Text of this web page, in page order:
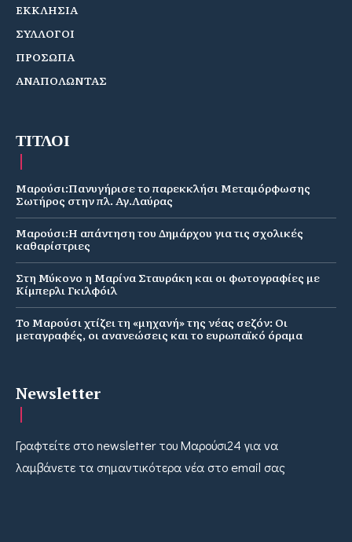
ΕΚΚΛΗΣΙΑ
ΣΥΛΛΟΓΟΙ
ΠΡΟΣΩΠΑ
ΑΝΑΠΟΛΩΝΤΑΣ
ΤΙΤΛΟΙ
Μαρούσι:Πανυγήρισε το παρεκκλήσι Μεταμόρφωσης
Σωτήρος στην πλ. Αγ.Λαύρας
Μαρούσι:Η απάντηση του Δημάρχου για τις σχολικές
καθαρίστριες
Στη Μύκονο η Μαρίνα Σταυράκη και οι φωτογραφίες με
Κίμπερλι Γκιλφόιλ
Το Μαρούσι χτίζει τη «μηχανή» της νέας σεζόν: Οι
μεταγραφές, οι ανανεώσεις και το ευρωπαϊκό όραμα
Newsletter
Γραφτείτε στο newsletter του Μαρούσι24 για να
λαμβάνετε τα σημαντικότερα νέα στο email σας